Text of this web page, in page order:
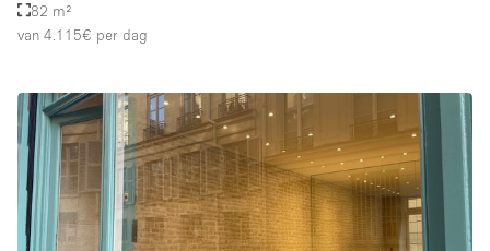
82 m²
van 4.115€ per dag